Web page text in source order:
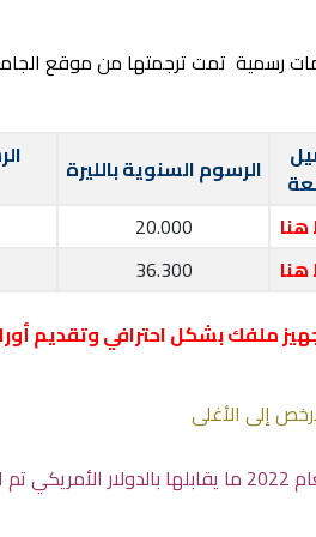
رسمية تمت ترجمتها من موقع
الرسوم السنوية بالليرة
20.000
36.300
ملفك بشكل احترافي وتقديم
إلى الأغلى
الرسوم الموضحة ادناه بالليرة التركية لعام 2022 ما